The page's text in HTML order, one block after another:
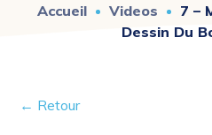
Accueil Videos
7 –
Dessin Du
← Retour